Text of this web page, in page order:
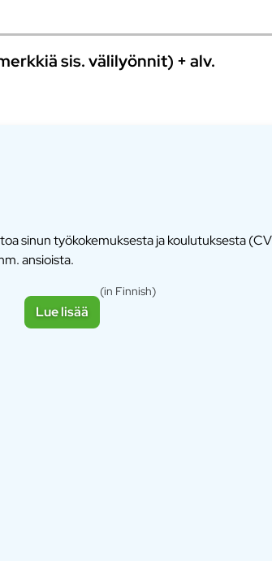
sis. välilyönnit) + alv.
sinun työkokemuksesta ja koulutuksesta
ansioista.
Lue lisää
(in Finnish)